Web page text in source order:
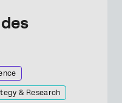
& Research